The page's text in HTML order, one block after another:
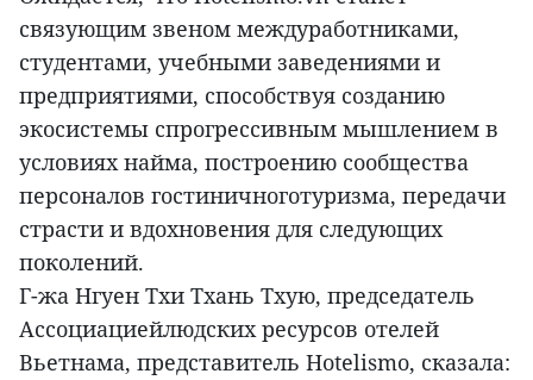
связующим звеном междуработниками,
студентами, учебными заведениями и
предприятиями, способствуя созданию
экосистемы спрогрессивным мышлением в
условиях найма, построению сообщества
персоналов гостиничноготуризма, передачи
страсти и вдохновения для следующих
поколений.
Г-жа Нгуен Тхи Тхань Тхую, председатель
Ассоциациейлюдских ресурсов отелей
Вьетнама, представитель Hotelismo, сказала: